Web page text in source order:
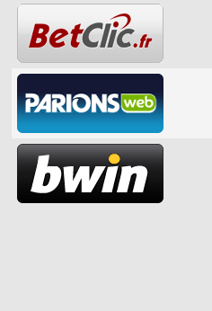
HISTORIQUE
COUPE DES CONFÉDÉRATIONS